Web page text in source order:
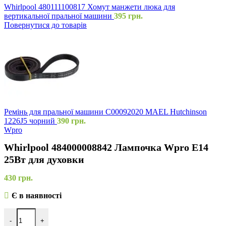
Whirlpool 480111100817 Хомут манжети люка для
вертикальної пральної машини 395 грн.
Повернутися до товарів
Ремінь для пральної машини C00092020 MAEL Hutchinson
1226J5 чорний 390 грн.
Wpro
Whirlpool 484000008842 Лампочка Wpro E14
25Вт для духовки
430 грн.
Є в наявності
- +